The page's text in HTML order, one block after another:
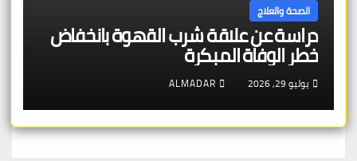
الصحة والعلاج
دراسة عن علاقة شرب القهوة بانخفاض
خطر الوفاة المبكرة
يوليو 29, 2026 ALMADAR